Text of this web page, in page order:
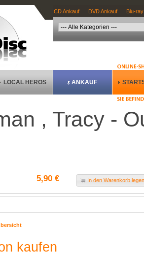
CD Ankauf DVD Ankauf Blu-
LOCAL HEROS ANKAUF
, Tracy -
5,90 € In den Warenkorb
kaufen